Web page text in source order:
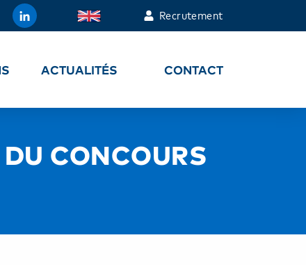
Recrutement
ACTUALITÉS CONTACT
CONCOURS